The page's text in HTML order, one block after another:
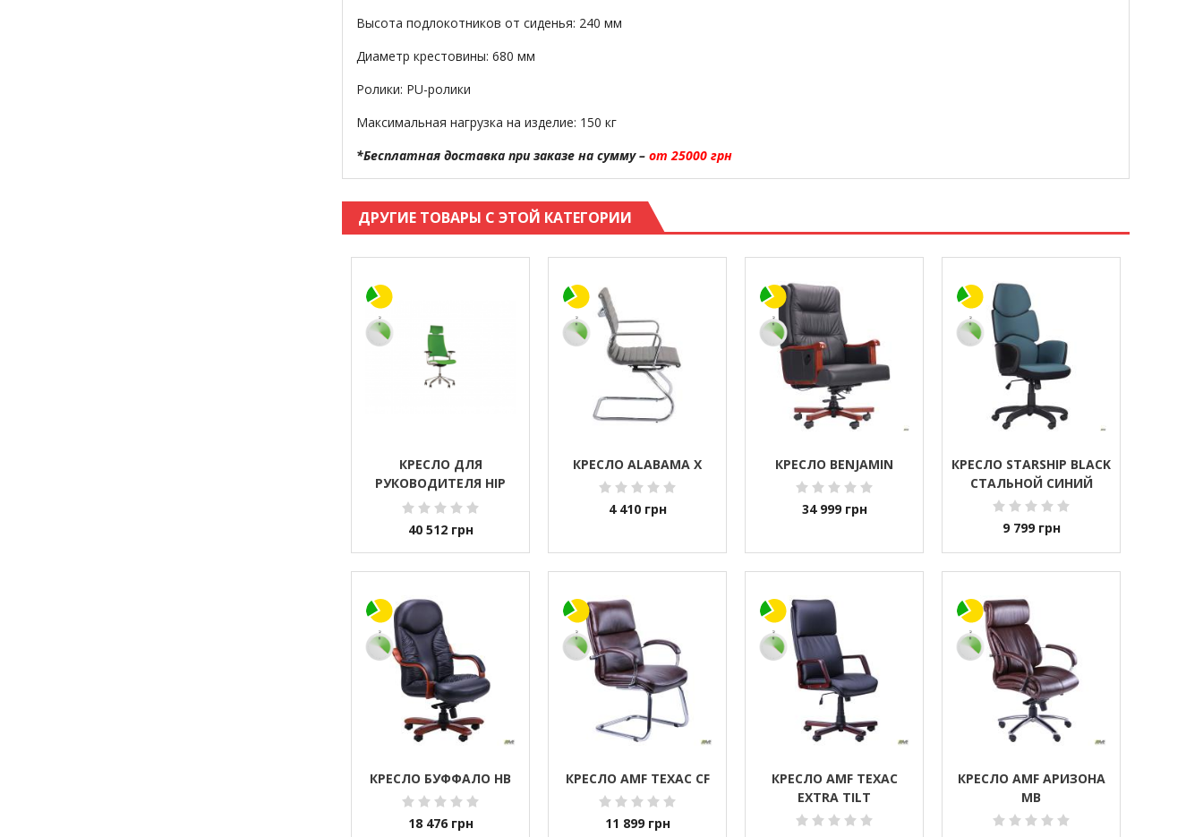
Высота подлокотников от сиденья: 240 мм
Диаметр крестовины: 680 мм
Ролики: PU-ролики
Максимальная нагрузка на изделие: 150 кг
*Бесплатная доставка при заказе на сумму – от 25000 грн
ДРУГИЕ ТОВАРЫ С ЭТОЙ КАТЕГОРИИ
КРЕСЛО ДЛЯ
РУКОВОДИТЕЛЯ HIP
HOP (R HR WHITE)
40 512 грн
КРЕСЛО ALABAMA X
4 410 грн
КРЕСЛО BENJAMIN
34 999 грн
КРЕСЛО STARSHIP BLACK
СТАЛЬНОЙ СИНИЙ
9 799 грн
КРЕСЛО БУФФАЛО HB
18 476 грн
КРЕСЛО AMF ТЕХАС CF
11 899 грн
КРЕСЛО AMF ТЕХАС
EXTRA TILT
КРЕСЛО AMF АРИЗОНА
MB